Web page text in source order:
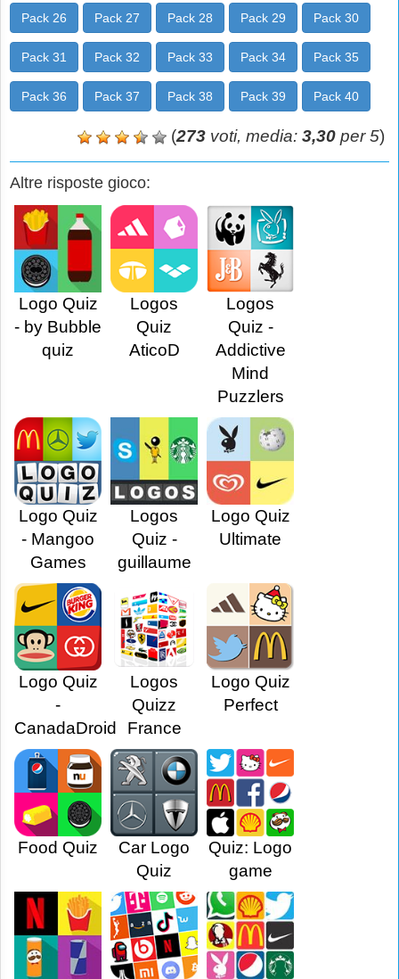
Pack 26 Pack 27 Pack 28 Pack 29 Pack 30
Pack 31 Pack 32 Pack 33 Pack 34 Pack 35
Pack 36 Pack 37 Pack 38 Pack 39 Pack 40
(273 voti, media: 3,30 per 5)
Altre risposte gioco:
Logo Quiz
- by Bubble
quiz
Logos
Quiz
AticoD
Logos
Quiz -
Addictive
Mind
Puzzlers
Logo Quiz
- Mangoo
Games
Logos
Quiz -
guillaume
Logo Quiz
Ultimate
Logo Quiz
-
CanadaDroid
Logos
Quizz
France
Logo Quiz
Perfect
Food Quiz
Car Logo
Quiz
Quiz: Logo
game